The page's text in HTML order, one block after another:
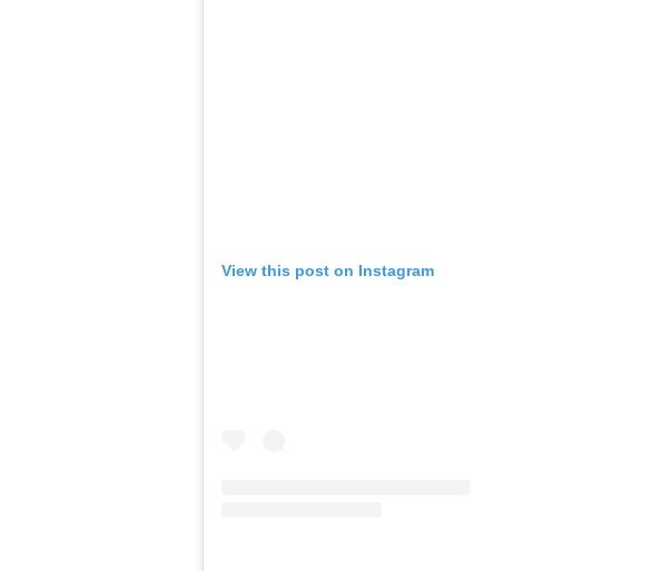
View this post on Instagram